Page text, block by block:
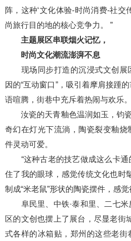
阵，这种‘文化体验-时尚消费-社交
尚旅行目的地的核心竞争力。 ”
主题展区串联烟火记忆，
时尚文化潮流澎湃不息
现场同步打造的沉浸式文创展
因的“互动窗口”，吸引着摩肩接踵
语喧腾，街巷中充斥着热闹与欢乐。
汝瓷的天青釉色温润如玉，钧瓷
奇幻在灯光下流淌，陶瓷裂变釉烧
件灵动可爱。
“这种古老的技艺做成这么卡通
住了我的眼球，感觉传统文化也时
制成“米老鼠”形状的陶瓷摆件，感觉
阜民里、中铁·泰和里、二七米
区的文创也摆上了展台，尽显老街
式各样的冰箱贴，郑州的这些老街